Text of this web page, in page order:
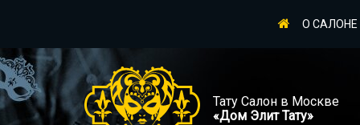
О САЛОНЕ
Тату Салон в Москве
«Дом Элит Тату»